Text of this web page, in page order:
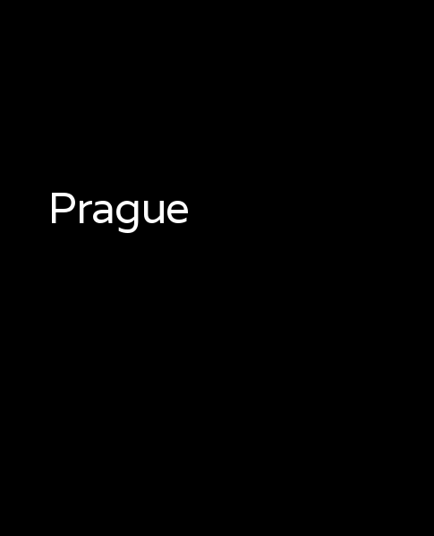
Prague